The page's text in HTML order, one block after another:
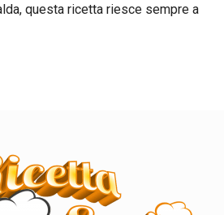
questa ricetta riesce sempre a